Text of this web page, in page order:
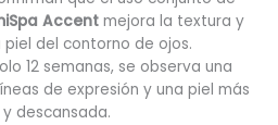
Accentmejora la textura y
del contorno de ojos.
12 semanas, se observa una
de expresión y una piel más
descansada.